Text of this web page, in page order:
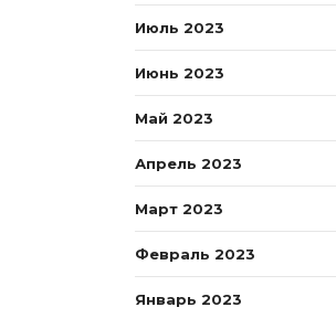
Июль 2023
Июнь 2023
Май 2023
Апрель 2023
Март 2023
Февраль 2023
Январь 2023